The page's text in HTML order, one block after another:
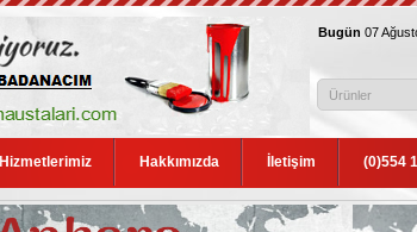
Bugün 07
Hizmetlerimiz Hakkımızda İletişim (0)554